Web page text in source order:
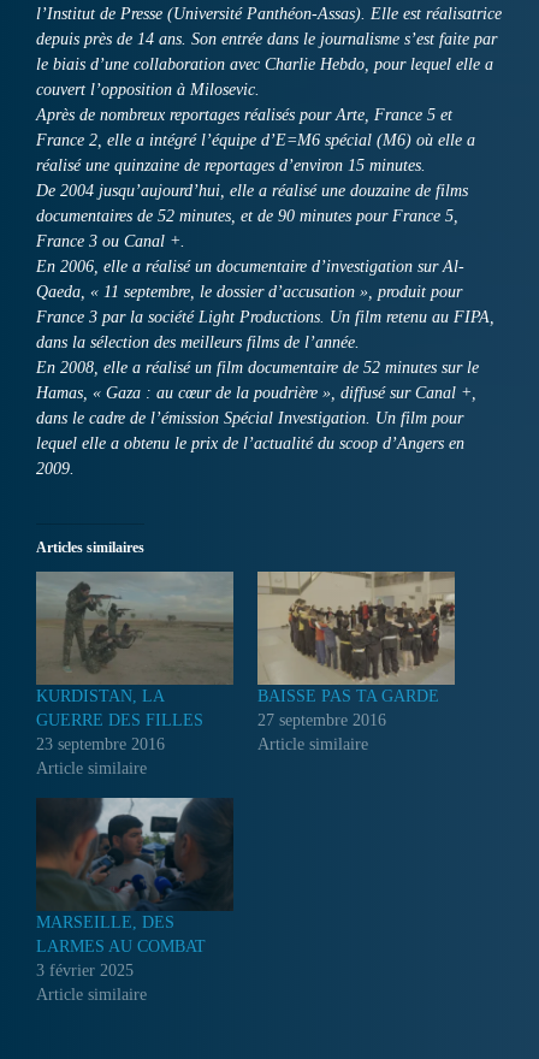
l’Institut de Presse (Université Panthéon-Assas). Elle est réalisatrice
depuis près de 14 ans. Son entrée dans le journalisme s’est faite par
le biais d’une collaboration avec Charlie Hebdo, pour lequel elle a
couvert l’opposition à Milosevic.
Après de nombreux reportages réalisés pour Arte, France 5 et
France 2, elle a intégré l’équipe d’E=M6 spécial (M6) où elle a
réalisé une quinzaine de reportages d’environ 15 minutes.
De 2004 jusqu’aujourd’hui, elle a réalisé une douzaine de films
documentaires de 52 minutes, et de 90 minutes pour France 5,
France 3 ou Canal +.
En 2006, elle a réalisé un documentaire d’investigation sur Al-
Qaeda, « 11 septembre, le dossier d’accusation », produit pour
France 3 par la société Light Productions. Un film retenu au FIPA,
dans la sélection des meilleurs films de l’année.
En 2008, elle a réalisé un film documentaire de 52 minutes sur le
Hamas, « Gaza : au cœur de la poudrière », diffusé sur Canal +,
dans le cadre de l’émission Spécial Investigation. Un film pour
lequel elle a obtenu le prix de l’actualité du scoop d’Angers en
2009.
Articles similaires
KURDISTAN, LA
GUERRE DES FILLES
23 septembre 2016
Article similaire
BAISSE PAS TA GARDE
27 septembre 2016
Article similaire
MARSEILLE, DES
LARMES AU COMBAT
3 février 2025
Article similaire